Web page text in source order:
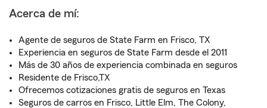
Acerca de mí:
Agente de seguros de State Farm en Frisco, TX
Experiencia en seguros de State Farm desde el 2011
Más de 30 años de experiencia combinada en seguros
Residente de Frisco,TX
Ofrecemos cotizaciones gratis de seguros en Texas
Seguros de carros en Frisco, Little Elm, The Colony,